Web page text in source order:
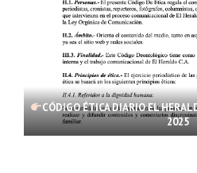
CÓDIGO ÉTICA DIARIO EL
2025